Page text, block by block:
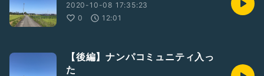
2020-10-08 17:35:23
0
12:01
【後編】ナンパコミュニティ入っ
た